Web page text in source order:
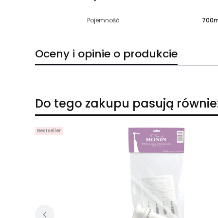
Pojemność
Oceny i opinie o produkcie
Do tego zakupu pasują
Bestseller